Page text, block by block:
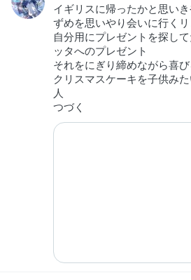
イギリスに帰ったかと思い
ずめを思いやり会いに行く
自分用にプレゼントを探し
ッタへのプレゼント
それをにぎり締めながら喜
クリスマスケーキを子供み
人
つづく